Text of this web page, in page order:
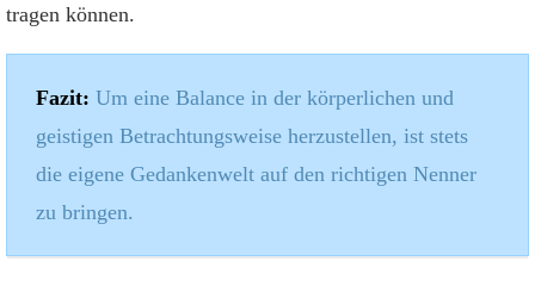
tragen können.
Fazit: Um eine Balance in der körperlichen und
geistigen Betrachtungsweise herzustellen, ist stets
die eigene Gedankenwelt auf den richtigen Nenner
zu bringen.